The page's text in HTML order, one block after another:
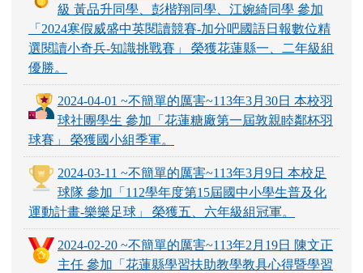
級 黃品升同學、彭楷翔同學、江婉綺同學 參加
「2024寒假威盛中英閱讀競賽-加分吧國語日報數位精
選閱讀小奇兵-知識挑戰賽」 榮獲花蓮縣一、二年級組
優勝。
2024-04-01 ~不簡單的厲害~113年3月30日 本校羽
球社團學生 參加「花蓮糖廠第一屆敦親睦鄰杯羽
球賽」 榮獲國小組季軍。
2024-03-11 ~不簡單的厲害~113年3月9日 本校足
球隊 參加「112學年度第15屆國中小學生普及化
運動計畫-樂樂足球」 榮獲五、六年級組冠軍。
2024-02-20 ~不簡單的厲害~113年2月19日 陳文正
主任 參加「花蓮縣學習扶助教學教具心得暨學習